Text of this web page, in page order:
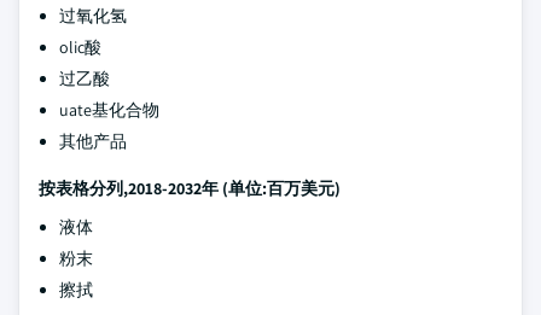
过氧化氢
olic酸
过乙酸
uate基化合物
其他产品
按表格分列,2018-2032年 (单位:百万美元)
液体
粉末
擦拭